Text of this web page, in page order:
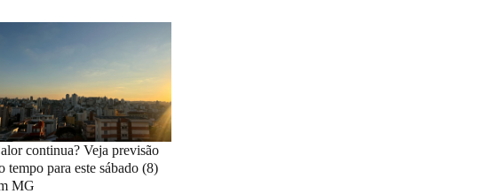
continua? Veja previsão
tempo para este sábado (8)
MG